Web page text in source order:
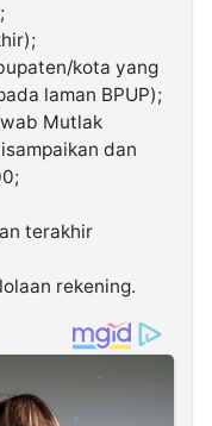
kota yang
laman BPUP);
Mutlak
dan
terakhir
rekening.